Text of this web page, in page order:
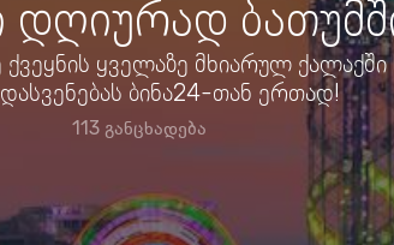
დღიურად
ყველაზე მხიარულ
ბინა24-თან ერთად!
113 განცხადება